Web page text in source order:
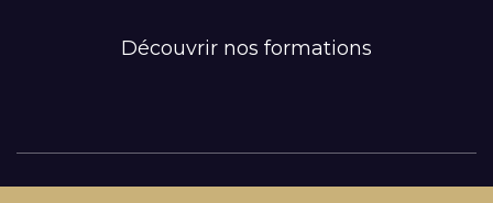
NormandieDécouvrir nos formations